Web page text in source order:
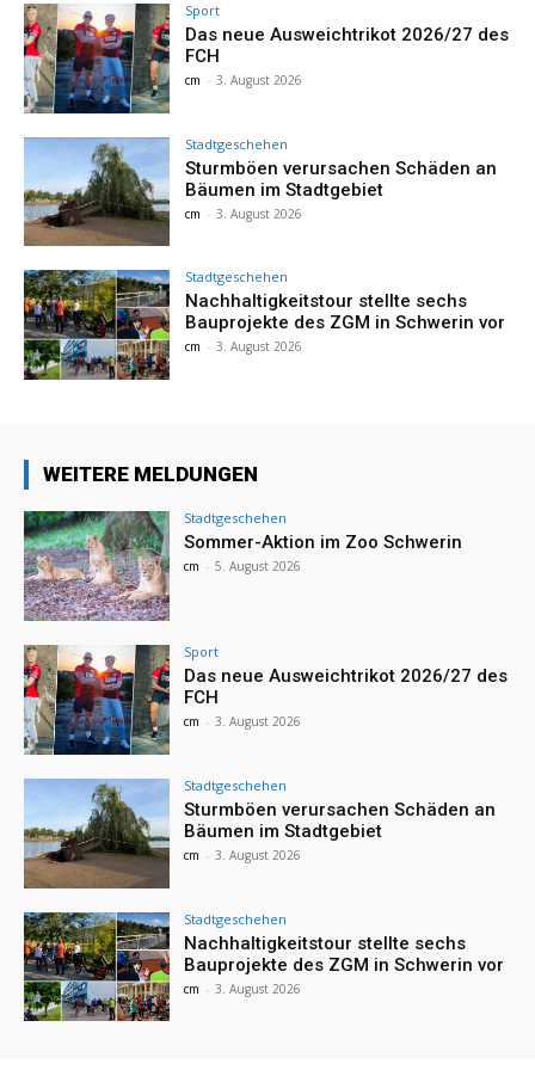
Sport
Das neue Ausweichtrikot 2026/27 des
FCH
cm - 3. August 2026
Stadtgeschehen
Sturmböen verursachen Schäden an
Bäumen im Stadtgebiet
cm - 3. August 2026
Stadtgeschehen
Nachhaltigkeitstour stellte sechs
Bauprojekte des ZGM in Schwerin vor
cm - 3. August 2026
WEITERE MELDUNGEN
Stadtgeschehen
Sommer-Aktion im Zoo Schwerin
cm - 5. August 2026
Sport
Das neue Ausweichtrikot 2026/27 des
FCH
cm - 3. August 2026
Stadtgeschehen
Sturmböen verursachen Schäden an
Bäumen im Stadtgebiet
cm - 3. August 2026
Stadtgeschehen
Nachhaltigkeitstour stellte sechs
Bauprojekte des ZGM in Schwerin vor
cm - 3. August 2026